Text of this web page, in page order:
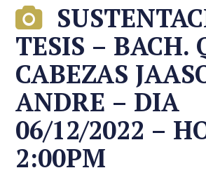
TESIS – BACH.
CABEZAS
ANDRE – DIA
06/12/2022 –
2:00PM